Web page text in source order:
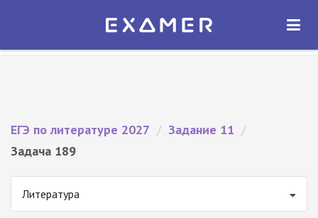
Экзамер — ЕГЭ 2027
ОТКРЫТЬ
ЕГЭ по литературе 2027 / Задание 11 /
Задача 189
Литература